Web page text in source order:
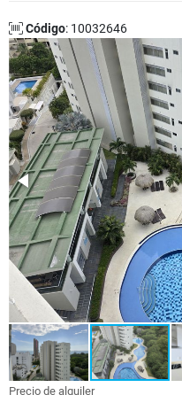
Código: 10032646
Precio de alquiler